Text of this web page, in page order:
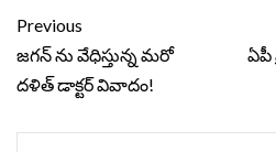
Continue
Reading
Previous
జగన్ ను వేధిస్తున్న మరో
దళిత్ డాక్టర్ వివాదం!
ఏపీ